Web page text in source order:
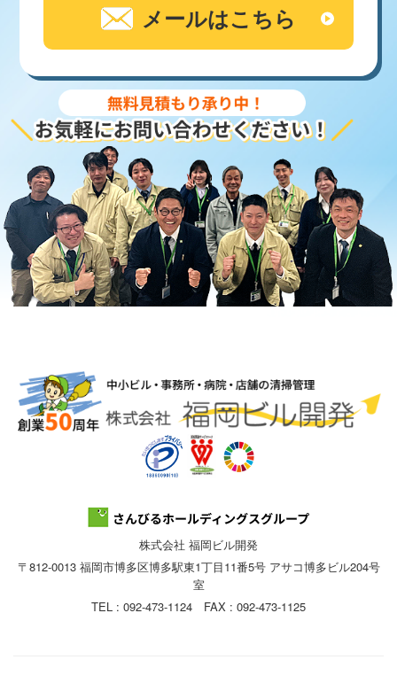
メールはこちら
株式会社 福岡ビル開発
〒812-0013 福岡市博多区博多駅東1丁目11番5号 アサコ博多ビル204号
室
TEL : 092-473-1124 FAX : 092-473-1125